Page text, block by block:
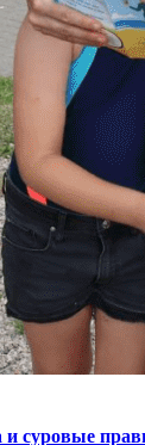
суровые